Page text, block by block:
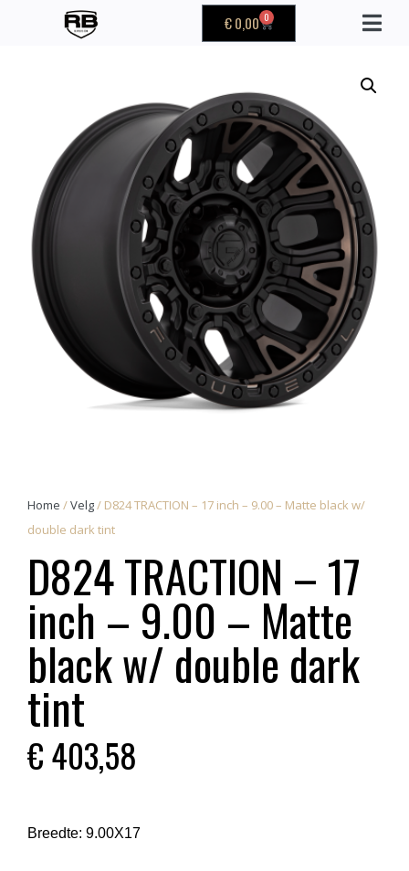
€0,00 0
Home /Velg/ D824 TRACTION – 17 inch – 9.00 – Matte black w/
double dark tint
D824 TRACTION – 17
inch – 9.00 – Matte
black w/ double dark
tint
€403,58
Breedte: 9.00X17